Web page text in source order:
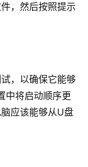
，然后按照提示
，以确保它能够
中将启动顺序更
应该能够从U盘